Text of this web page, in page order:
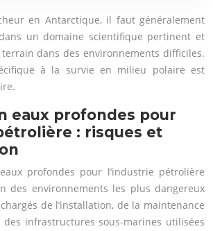
en Antarctique, il faut généralement
un domaine scientifique pertinent et
dans des environnements difficiles.
à la survie en milieu polaire est
eaux profondes pour
: risques et
profondes pour l’industrie pétrolière
des environnements les plus dangereux
de l’installation, de la maintenance
infrastructures sous-marines utilisées